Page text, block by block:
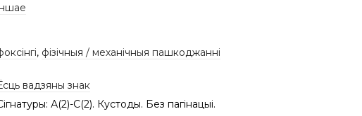
, фізічныя / механічныя пашкоджанні
вадзяны знак
А(2)-C(2). Кустоды. Без пагінацыі.